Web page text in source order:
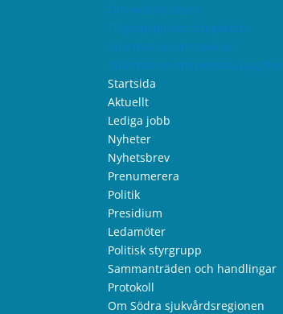
Om webbplatsen
Tillgänglighetsredogörelse
Information om cookies
Information om personuppgifter
Startsida
Aktuellt
Lediga jobb
Nyheter
Nyhetsbrev
Prenumerera
Politik
Presidium
Ledamöter
Politisk styrgrupp
Sammanträden och handlingar
Protokoll
Om Södra sjukvårdsregionen